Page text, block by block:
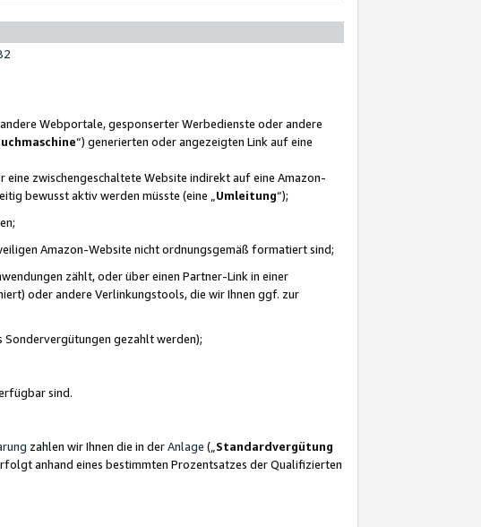
Webportale, gesponserter Werbedienste oder andere
“) generierten oder angezeigten Link auf eine
zwischengeschaltete Website indirekt auf eine Amazon-
bewusst aktiv werden müsste (eine „ Umleitung“);
Amazon-Website nicht ordnungsgemäß formatiert sind;
zählt, oder über einen Partner-Link in einer
oder andere Verlinkungstools, die wir Ihnen ggf. zur
Sondervergütungen gezahlt werden);
sind.
zahlen wir Ihnen die in derAnlage („ Standardvergütung
anhand eines bestimmten Prozentsatzes der Qualifizierten